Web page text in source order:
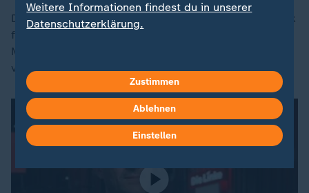
Die machen Politik für die Reichen, das ist keine Politik
für den Frieden oder so, die AfD ist wirklich eine
Mogelpackung, das müssen wir jetzt erstmal nach
vorne stellen.
Weitere Informationen findest du in unserer
Datenschutzerklärung.
Zustimmen
Ablehnen
Einstellen